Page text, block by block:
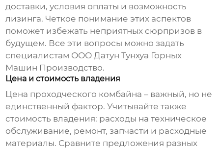
доставки, условия оплаты и возможность
лизинга. Четкое понимание этих аспектов
поможет избежать неприятных сюрпризов в
будущем. Все эти вопросы можно задать
специалистам ООО Датун Тунхуа Горных
Машин Производство.
Цена и стоимость владения
Цена проходческого комбайна – важный, но не
единственный фактор. Учитывайте также
стоимость владения: расходы на техническое
обслуживание, ремонт, запчасти и расходные
материалы. Сравните предложения разных